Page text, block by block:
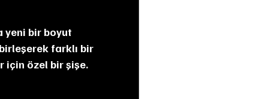
yeni bir boyut
farklı bir
için özel bir şişe.